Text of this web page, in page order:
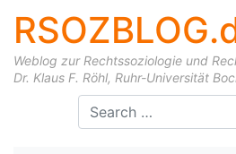
Weblog zur Rechtssoziologie und
Dr. Klaus F. Röhl, Ruhr-Universität
Skip to content